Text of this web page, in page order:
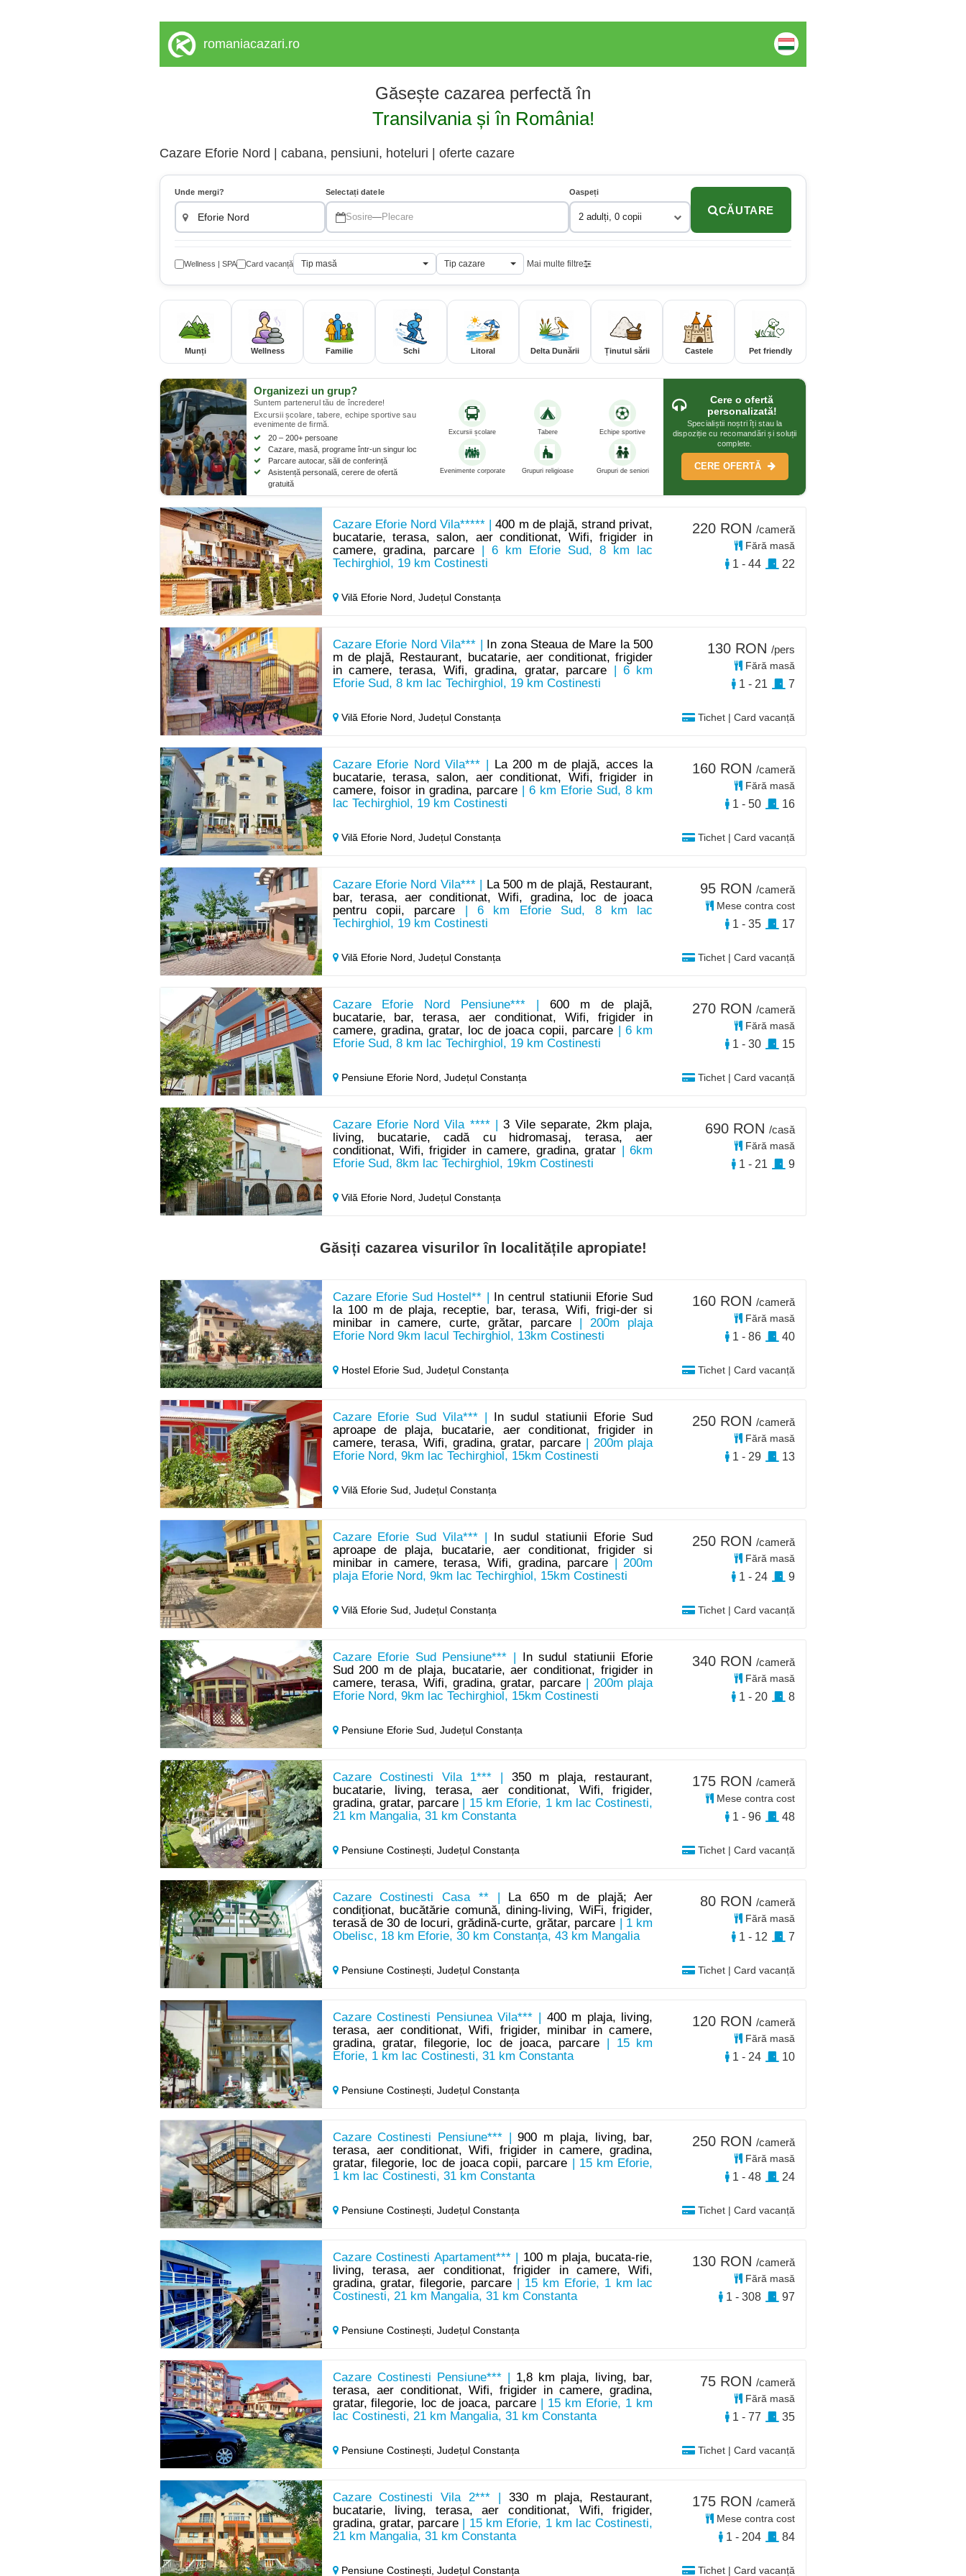
romaniacazari.ro
Găsește cazarea perfectă în
Transilvania și în România!
Cazare Eforie Nord | cabana, pensiuni, hoteluri | oferte cazare
Unde mergi? Selectați datele
Sosire—Plecare
Oaspeți
2 adulți, 0 copii
CĂUTARE
Wellness | SPA Card vacanță Tip masă Tip cazare Mai multe filtre
Munți Wellness Familie Schi Litoral Delta Dunării Ținutul sării Castele Pet friendly
Organizezi un grup?
Suntem partenerul tău de încredere!
Excursii școlare, tabere, echipe sportive sau
evenimente de firmă.
20 – 200+ persoane
Cazare, masă, programe într-un singur loc
Parcare autocar, săli de conferință
Asistență personală, cerere de ofertă
gratuită
Excursii școlare Tabere Echipe sportive
Evenimente corporate Grupuri religioase Grupuri de seniori
Cere o ofertă
personalizată!
Specialiștii noștri îți stau la
dispoziție cu recomandări și soluții
complete.
CERE OFERTĂ
Cazare Eforie Nord Vila***** |400 m de plajă, strand privat,
bucatarie, terasa, salon, aer conditionat, Wifi, frigider in
camere, gradina, parcare | 6 km Eforie Sud, 8 km lac
Techirghiol, 19 km Costinesti
Vilă Eforie Nord, Județul Constanța
220 RON /cameră
Fără masă
1 - 44 22
Cazare Eforie Nord Vila*** |
In zona Steaua de Mare la 500
m de plajă, Restaurant, bucatarie, aer conditionat, frigider
in camere, terasa, Wifi, gradina, gratar, parcare | 6 km
Eforie Sud, 8 km lac Techirghiol, 19 km Costinesti
Vilă Eforie Nord, Județul Constanța Tichet | Card vacanță
130 RON /pers
Fără masă
1 - 21 7
Cazare Eforie Nord Vila*** |
La 200 m de plajă, acces la
bucatarie, terasa, salon, aer conditionat, Wifi, frigider in
camere, foisor in gradina, parcare| 6 km Eforie Sud, 8 km
lac Techirghiol, 19 km Costinesti
Vilă Eforie Nord, Județul Constanța Tichet | Card vacanță
160 RON /cameră
Fără masă
1 - 50 16
Cazare Eforie Nord Vila*** |
La 500 m de plajă, Restaurant,
bar, terasa, aer conditionat, Wifi, gradina, loc de joaca
pentru copii, parcare | 6 km Eforie Sud, 8 km lac
Techirghiol, 19 km Costinesti
Vilă Eforie Nord, Județul Constanța Tichet | Card vacanță
95 RON /cameră
Mese contra cost
1 - 35 17
Cazare Eforie Nord Pensiune*** | 600 m de plajă,
bucatarie, bar, terasa, aer conditionat, Wifi, frigider in
camere, gradina, gratar, loc de joaca copii, parcare | 6 km
Eforie Sud, 8 km lac Techirghiol, 19 km Costinesti
Pensiune Eforie Nord, Județul Constanța Tichet | Card vacanță
270 RON /cameră
Fără masă
1 - 30 15
Cazare Eforie Nord Vila **** |3 Vile separate, 2km plaja,
living, bucatarie, cadă cu hidromasaj, terasa, aer
conditionat, Wifi, frigider in camere, gradina, gratar | 6km
Eforie Sud, 8km lac Techirghiol, 19km Costinesti
Vilă Eforie Nord, Județul Constanța
690 RON /casă
Fără masă
1 - 21 9
Găsiți cazarea visurilor în localitățile apropiate!
Cazare Eforie Sud Hostel** |
In centrul statiunii Eforie Sud
la 100 m de plaja, receptie, bar, terasa, Wifi, frigi-der si
minibar in camere, curte, grătar, parcare | 200m plaja
Eforie Nord 9km lacul Techirghiol, 13km Costinesti
Hostel Eforie Sud, Județul Constanța Tichet | Card vacanță
160 RON /cameră
Fără masă
1 - 86 40
Cazare Eforie Sud Vila*** |
In sudul statiunii Eforie Sud
aproape de plaja, bucatarie, aer conditionat, frigider in
camere, terasa, Wifi, gradina, gratar, parcare | 200m plaja
Eforie Nord, 9km lac Techirghiol, 15km Costinesti
Vilă Eforie Sud, Județul Constanța
250 RON /cameră
Fără masă
1 - 29 13
Cazare Eforie Sud Vila*** |
In sudul statiunii Eforie Sud
aproape de plaja, bucatarie, aer conditionat, frigider si
minibar in camere, terasa, Wifi, gradina, parcare | 200m
plaja Eforie Nord, 9km lac Techirghiol, 15km Costinesti
Vilă Eforie Sud, Județul Constanța Tichet | Card vacanță
250 RON /cameră
Fără masă
1 - 24 9
Cazare Eforie Sud Pensiune*** |
In sudul statiunii Eforie
Sud 200 m de plaja, bucatarie, aer conditionat, frigider in
camere, terasa, Wifi, gradina, gratar, parcare | 200m plaja
Eforie Nord, 9km lac Techirghiol, 15km Costinesti
Pensiune Eforie Sud, Județul Constanța
340 RON /cameră
Fără masă
1 - 20 8
Cazare Costinesti Vila 1*** | 350 m plaja, restaurant,
bucatarie, living, terasa, aer conditionat, Wifi, frigider,
gradina, gratar, parcare | 15 km Eforie, 1 km lac Costinesti,
21 km Mangalia, 31 km Constanta
Pensiune Costinești, Județul Constanța Tichet | Card vacanță
175 RON /cameră
Mese contra cost
1 - 96 48
Cazare Costinesti Casa ** |
La 650 m de plajă; Aer
condiționat, bucătărie comună, dining-living, WiFi, frigider,
terasă de 30 de locuri, grădină-curte, grătar, parcare | 1 km
Obelisc, 18 km Eforie, 30 km Constanța, 43 km Mangalia
Pensiune Costinești, Județul Constanța Tichet | Card vacanță
80 RON /cameră
Fără masă
1 - 12 7
Cazare Costinesti Pensiunea Vila*** | 400 m plaja, living,
terasa, aer conditionat, Wifi, frigider, minibar in camere,
gradina, gratar, filegorie, loc de joaca, parcare | 15 km
Eforie, 1 km lac Costinesti, 31 km Constanta
Pensiune Costinești, Județul Constanța
120 RON /cameră
Fără masă
1 - 24 10
Cazare Costinesti Pensiune*** |900 m plaja, living, bar,
terasa, aer conditionat, Wifi, frigider in camere, gradina,
gratar, filegorie, loc de joaca copii, parcare | 15 km Eforie,
1 km lac Costinesti, 31 km Constanta
Pensiune Costinești, Județul Constanța Tichet | Card vacanță
250 RON /cameră
Fără masă
1 - 48 24
Cazare Costinesti Apartament*** | 100 m plaja, bucata-rie,
living, terasa, aer conditionat, frigider in camere, Wifi,
gradina, gratar, filegorie, parcare | 15 km Eforie, 1 km lac
Costinesti, 21 km Mangalia, 31 km Constanta
Pensiune Costinești, Județul Constanța
130 RON /cameră
Fără masă
1 - 308 97
Cazare Costinesti Pensiune*** | 1,8 km plaja, living, bar,
terasa, aer conditionat, Wifi, frigider in camere, gradina,
gratar, filegorie, loc de joaca, parcare | 15 km Eforie, 1 km
lac Costinesti, 21 km Mangalia, 31 km Constanta
Pensiune Costinești, Județul Constanța Tichet | Card vacanță
75 RON /cameră
Fără masă
1 - 77 35
Cazare Costinesti Vila 2*** | 330 m plaja, Restaurant,
bucatarie, living, terasa, aer conditionat, Wifi, frigider,
gradina, gratar, parcare | 15 km Eforie, 1 km lac Costinesti,
21 km Mangalia, 31 km Constanta
Pensiune Costinești, Județul Constanța Tichet | Card vacanță
175 RON /cameră
Mese contra cost
1 - 204 84